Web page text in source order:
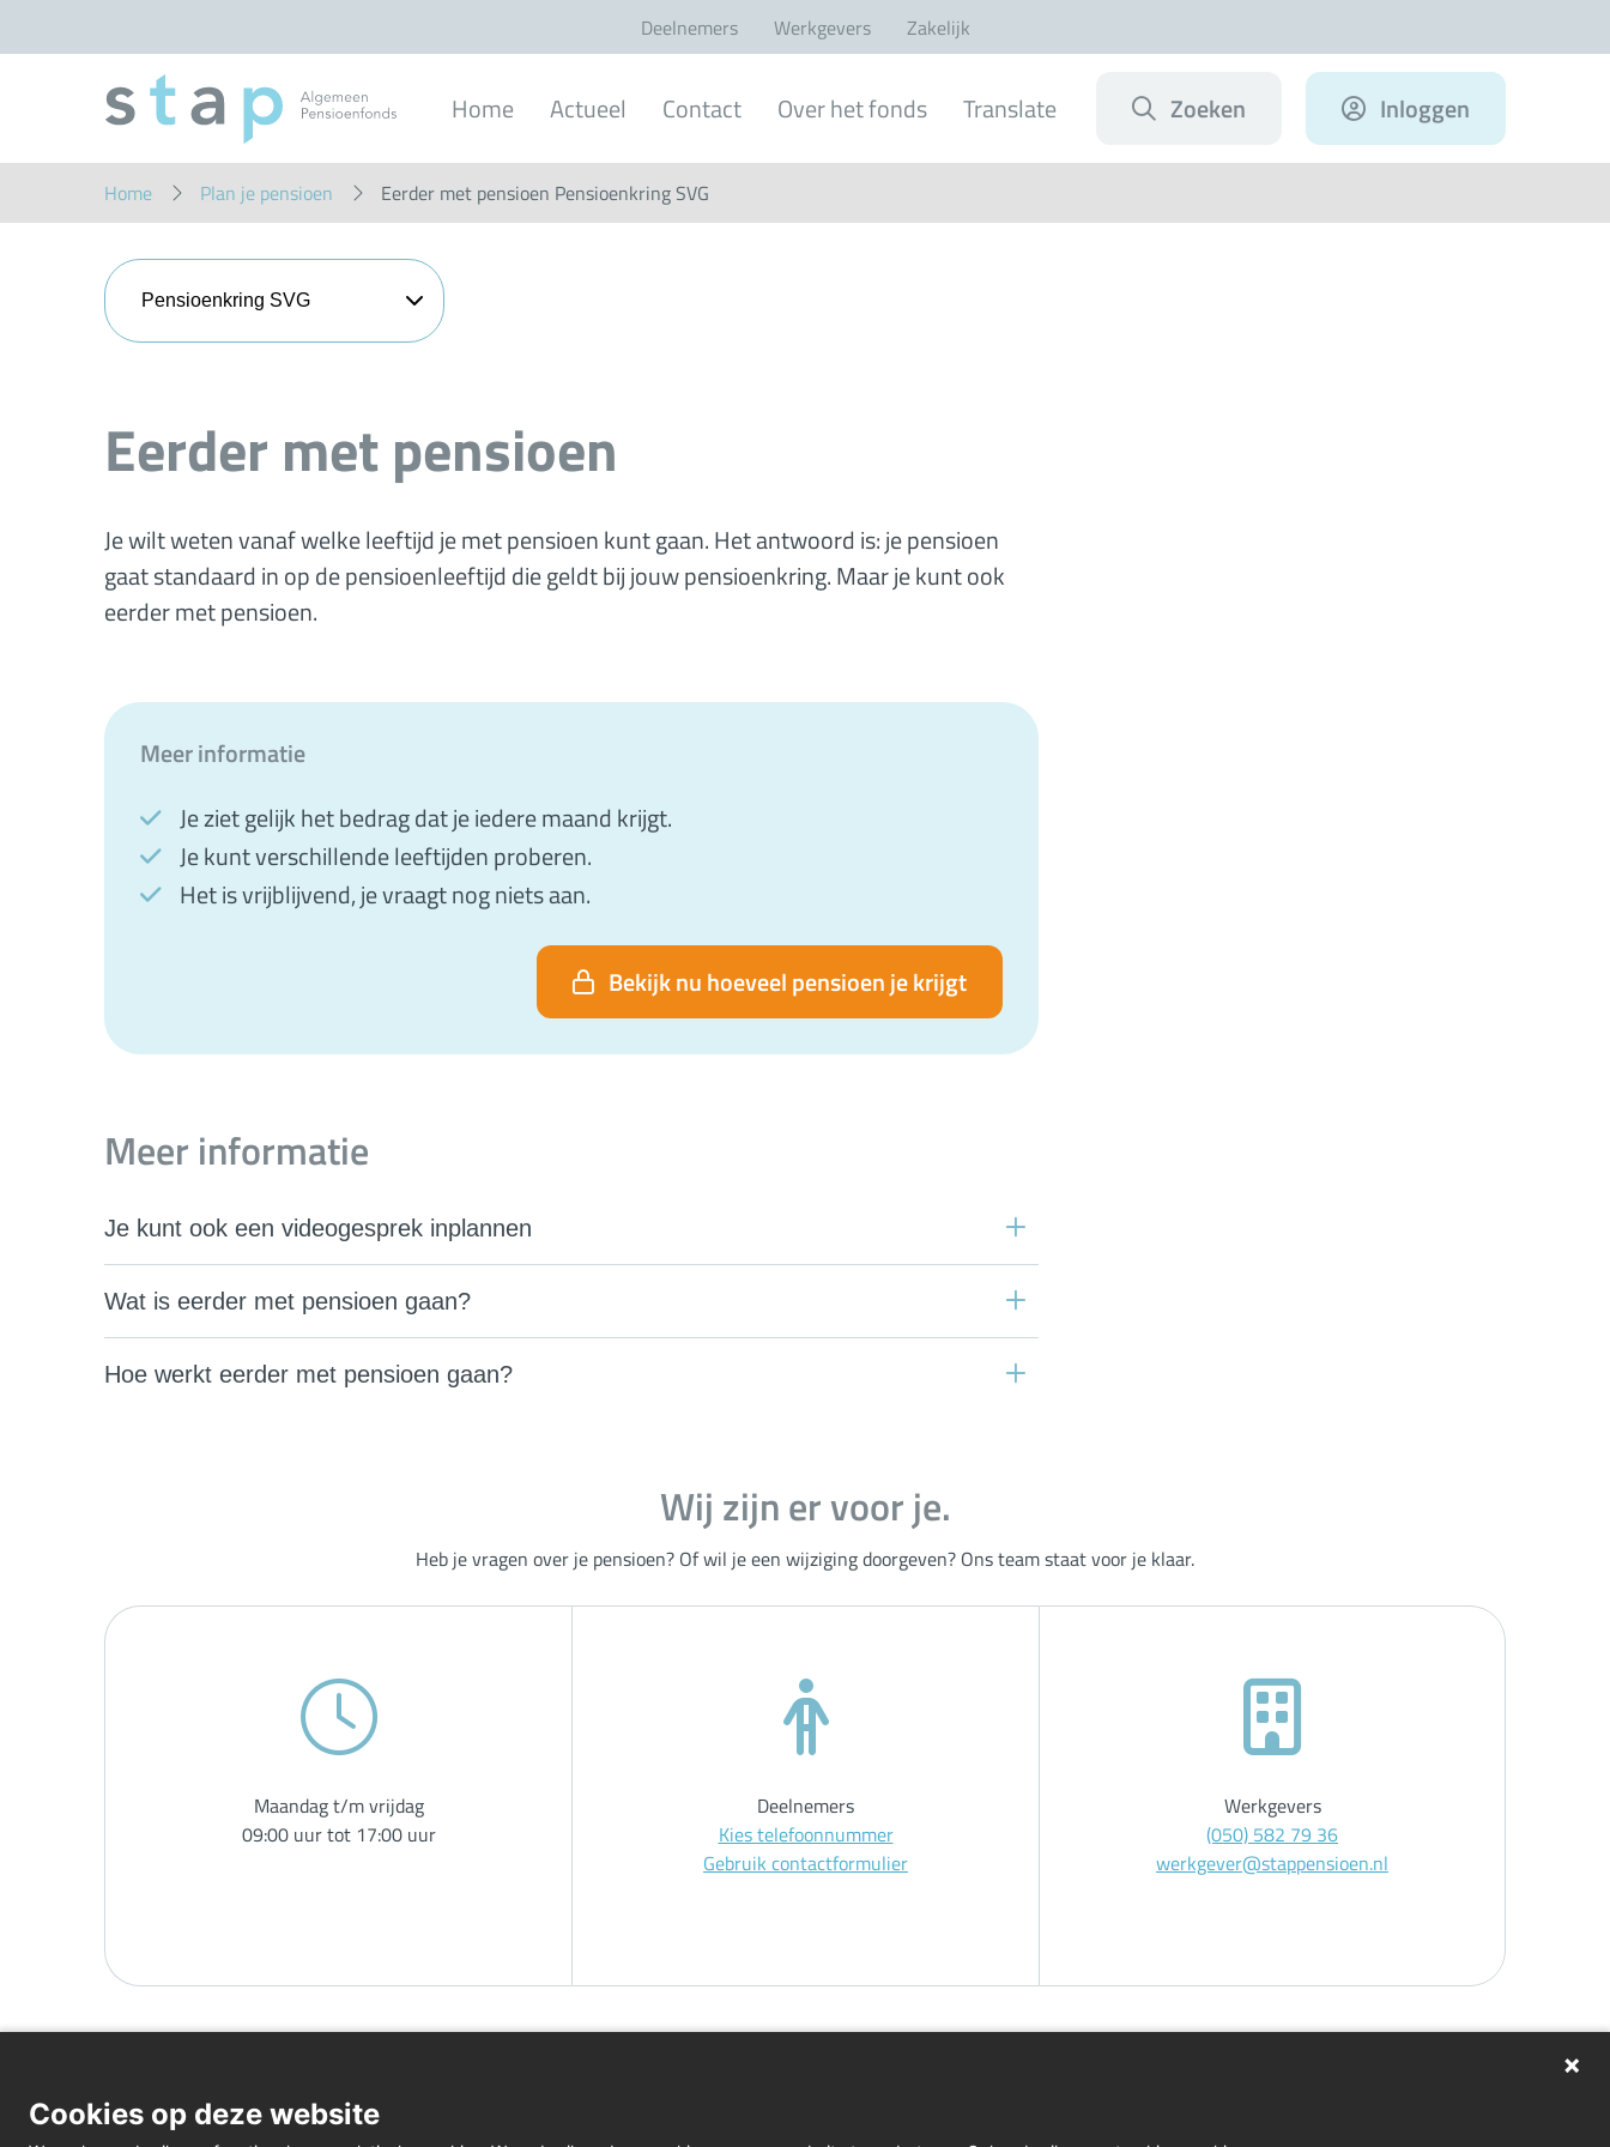
naar
Deelnemers Werkgevers Zakelijk
Home Actueel Contact Over het fonds Translate Zoeken Inloggen
Home Plan je pensioen Eerder met pensioen Pensioenkring SVG
Pensioenkring SVG
Eerder met pensioen
Je wilt weten vanaf welke leeftijd je met pensioen kunt gaan. Het antwoord is: je pensioen
gaat standaard in op de pensioenleeftijd die geldt bij jouw pensioenkring. Maar je kunt ook
eerder met pensioen.
Meer informatie
Je ziet gelijk het bedrag dat je iedere maand krijgt.
Je kunt verschillende leeftijden proberen.
Het is vrijblijvend, je vraagt nog niets aan.
Bekijk nu hoeveel pensioen je krijgt
Meer informatie
Je kunt ook een videogesprek inplannen
Wat is eerder met pensioen gaan?
Hoe werkt eerder met pensioen gaan?
Wij zijn er voor je.
Heb je vragen over je pensioen? Of wil je een wijziging doorgeven? Ons team staat voor je klaar.
Maandag t/m vrijdag
09:00 uur tot 17:00 uur
Deelnemers
Kies telefoonnummer
Gebruik contactformulier
Werkgevers
(050) 582 79 36
werkgever@stappensioen.nl
Cookies op deze website